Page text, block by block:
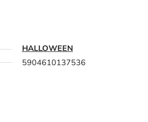
HALLOWEEN
5904610137536